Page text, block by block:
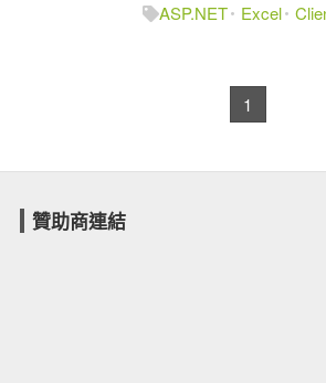
ASP.NET
Excel
1
贊助商連結